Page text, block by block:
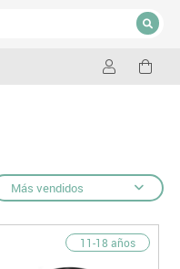
CERRAR
Más vendidos
11-18 años